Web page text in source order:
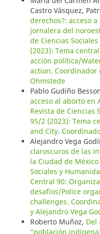
Castro Vásquez,
derechos?: acceso
jornalera del
de Ciencias
(2023): Tema
acción política/
action. Coordinador
Ohmstede
Pablo Gudiño
acceso al aborto en
Revista de Ciencias
95/2 (2023): Tema
and City.
Alejandro Vega
claroscuros de las
la Ciudad de México
Sociales y
Central 90:
desafíos/Police
challenges.
y Alejandro Vega
Roberto Muñoz, Del
“población